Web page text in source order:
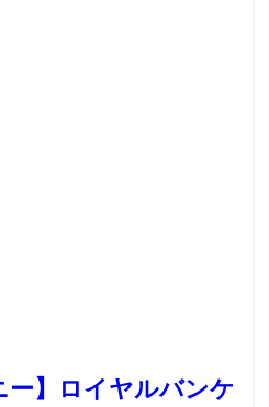
ー】ロイヤルバンケ